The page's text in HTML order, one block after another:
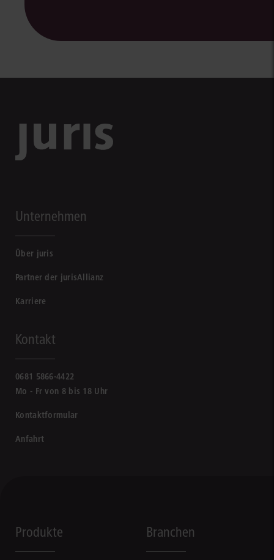
Unternehmen
Über juris
Partner der jurisAllianz
Karriere
Kontakt
0681 5866-4422
Mo - Fr von 8 bis 18 Uhr
Kontaktformular
Anfahrt
Produkte Branchen